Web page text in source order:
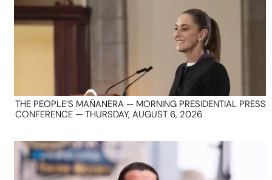
THE PEOPLE’S MAÑANERA — MORNING PRESIDENTIAL PRESS
CONFERENCE — THURSDAY, AUGUST 6, 2026